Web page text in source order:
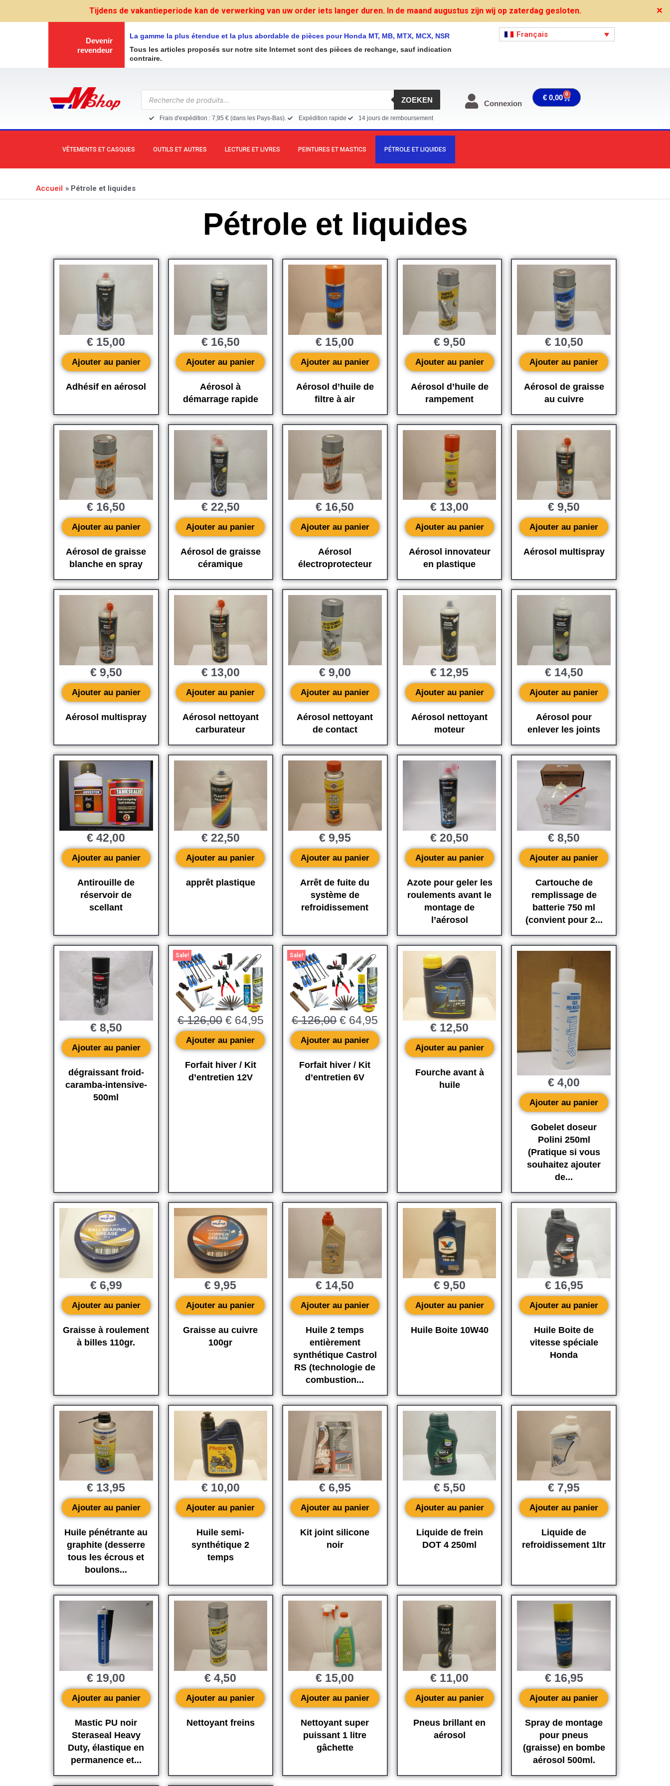
Tijdens de vakantieperiode kan de verwerking van uw order iets langer duren. In de maand augustus zijn wij op zaterdag gesloten. ✕
Devenir
revendeur
La gamme la plus étendue et la plus abordable de pièces pour Honda MT, MB, MTX, MCX, NSR
Tous les articles proposés sur notre site Internet sont des pièces de rechange, sauf indication
contraire.
Français
Recherche
de
produits
ZOEKEN
Frais d'expédition : 7,95 € (dans les Pays-Bas). Expédition rapide 14 jours de remboursement
Connexion
€ 0,00 0 Panier
VÊTEMENTS ET CASQUES OUTILS ET AUTRES LECTURE ET LIVRES PEINTURES ET MASTICS PÉTROLE ET LIQUIDES
Accueil Pétrole et liquides
Pétrole et liquides
Adhésif en aérosol
€ 15,00
Ajouter au panier
Aérosol à
démarrage rapide
€16,50
Ajouter au panier
Aérosol d’huile de
filtre à air
€ 15,00
Ajouter au panier
Aérosol d’huile de
rampement
€9,50
Ajouter au panier
Aérosol de graisse
au cuivre
€10,50
Ajouter au panier
Aérosol de graisse
blanche en spray
€ 16,50
Ajouter au panier
Aérosol de graisse
céramique
€22,50
Ajouter au panier
Aérosol
électroprotecteur
€ 16,50
Ajouter au panier
Aérosol innovateur
en plastique
€ 13,00
Ajouter au panier
Aérosol multispray
€ 9,50
Ajouter au panier
Aérosol multispray
€9,50
Ajouter au panier
Aérosol nettoyant
carburateur
€13,00
Ajouter au panier
Aérosol nettoyant
de contact
€9,00
Ajouter au panier
Aérosol nettoyant
moteur
€ 12,95
Ajouter au panier
Aérosol pour
enlever les joints
€14,50
Ajouter au panier
Antirouille de
réservoir de
scellant
€ 42,00
Ajouter au panier
apprêt plastique
€22,50
Ajouter au panier
Arrêt de fuite du
système de
refroidissement
€9,95
Ajouter au panier
Azote pour geler les
roulements avant le
montage de
l’aérosol
€ 20,50
Ajouter au panier
Cartouche de
remplissage de
batterie 750 ml
(convient pour 2...
€ 8,50
Ajouter au panier
dégraissant froid-
caramba-intensive-
500ml
€8,50
Ajouter au panier
Sale!
Forfait hiver / Kit
d’entretien 12V
€126,00
Le
prix
initial
était :
€ 126,00.
€64,95
Le
actuel
€ 64,95.
Ajouter au panier
Sale!
Forfait hiver / Kit
d’entretien 6V
€126,00
Le
prix
initial
était :
€ 126,00.
€ 64,95
Le
Ajouter au panier
Fourche avant à
huile
€ 12,50
Ajouter au panier
Gobelet doseur
Polini 250ml
(Pratique si vous
souhaitez ajouter
de...
€ 4,00
Ajouter au panier
Graisse à roulement
à billes 110gr.
€6,99
Ajouter au panier
Graisse au cuivre
100gr
€ 9,95
Ajouter au panier
Huile 2 temps
entièrement
synthétique Castrol
RS (technologie de
combustion...
€ 14,50
Ajouter au panier
Huile Boite 10W40
€9,50
Ajouter au panier
Huile Boite de
vitesse spéciale
Honda
€16,95
Ajouter au panier
Huile pénétrante au
graphite (desserre
tous les écrous et
boulons...
€ 13,95
Ajouter au panier
Huile semi-
synthétique 2
temps
€10,00
Ajouter au panier
Kit joint silicone
noir
€6,95
Ajouter au panier
Liquide de frein
DOT 4 250ml
€5,50
Ajouter au panier
Liquide de
refroidissement 1ltr
€ 7,95
Ajouter au panier
Mastic PU noir
Steraseal Heavy
Duty, élastique en
permanence et...
€ 19,00
Ajouter au panier
Nettoyant freins
€ 4,50
Ajouter au panier
Nettoyant super
puissant 1 litre
gâchette
€ 15,00
Ajouter au panier
Pneus brillant en
aérosol
€ 11,00
Ajouter au panier
Spray de montage
pour pneus
(graisse) en bombe
aérosol 500ml.
€16,95
Ajouter au panier